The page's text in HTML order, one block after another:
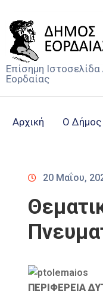
Επίσημη
Εορδαίας
Αρχική Ο Δήμος
20 Μαΐου,
ΠΕΡΙΦΕΡΕΙΑ